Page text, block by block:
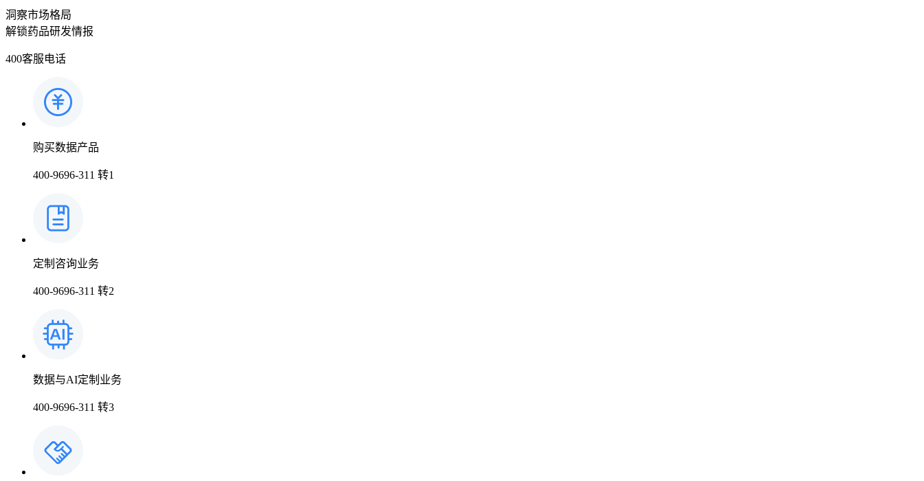
洞察市场格局
解锁药品研发情报
400客服电话
购买数据产品
400-9696-311 转1
定制咨询业务
400-9696-311 转2
数据与AI定制业务
400-9696-311 转3